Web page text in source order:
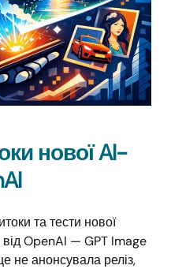
нової AI-
та тести нової
від OpenAI — GPT Image
не анонсувала реліз,